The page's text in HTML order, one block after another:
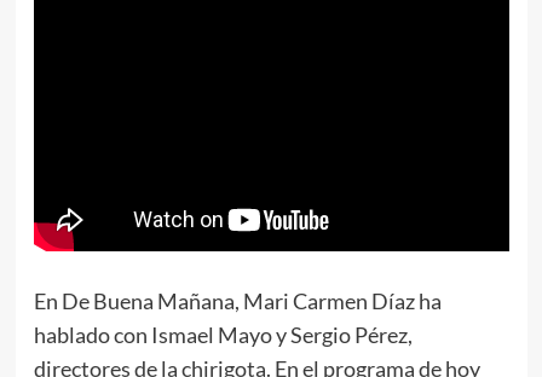
En De Buena Mañana, Mari Carmen Díaz ha
hablado con Ismael Mayo y Sergio Pérez,
directores de la chirigota. En el programa de hoy